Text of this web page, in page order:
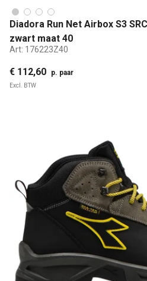
Diadora Run Net Airbox S3
zwart maat 40
Art: 176223Z40
€ 112,60 p. paar
Excl. BTW